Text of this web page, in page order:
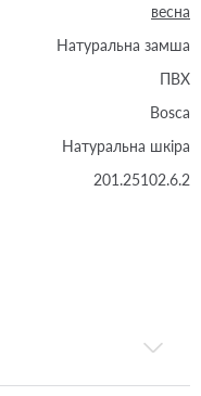
весна
Натуральна замша
ПВХ
Bosca
Натуральна шкіра
201.25102.6.2